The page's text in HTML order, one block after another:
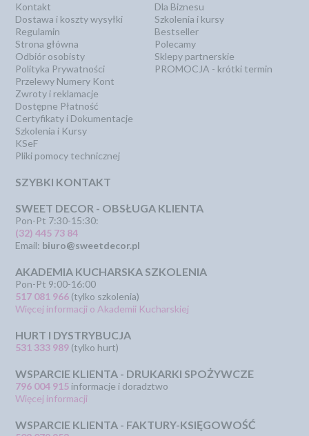
Kontakt
Dostawa i koszty wysyłki
Regulamin
Strona główna
Odbiór osobisty
Polityka Prywatności
Przelewy Numery Kont
Zwroty i reklamacje
Dostępne Płatność
Certyfikaty i Dokumentacje
Szkolenia i Kursy
KSeF
Pliki pomocy technicznej
Dla Biznesu
Szkolenia i kursy
Bestseller
Polecamy
Sklepy partnerskie
PROMOCJA - krótki termin
SZYBKI KONTAKT
SWEET DECOR - OBSŁUGA KLIENTA
Pon-Pt 7:30-15:30:
(32) 445 73 84
Email: biuro@sweetdecor.pl
AKADEMIA KUCHARSKA SZKOLENIA
Pon-Pt 9:00-16:00
517 081 966 (tylko szkolenia)
Więcej informacji o Akademii Kucharskiej
HURT I DYSTRYBUCJA
531 333 989 (tylko hurt)
WSPARCIE KLIENTA - DRUKARKI SPOŻYWCZE
796 004 915 informacje i doradztwo
Więcej informacji
WSPARCIE KLIENTA - FAKTURY-KSIĘGOWOŚĆ